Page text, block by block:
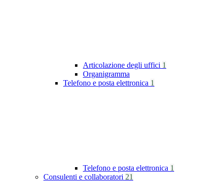
Articolazione degli uffici 1
Organigramma
Telefono e posta elettronica 1
Telefono e posta elettronica 1
Consulenti e collaboratori 21